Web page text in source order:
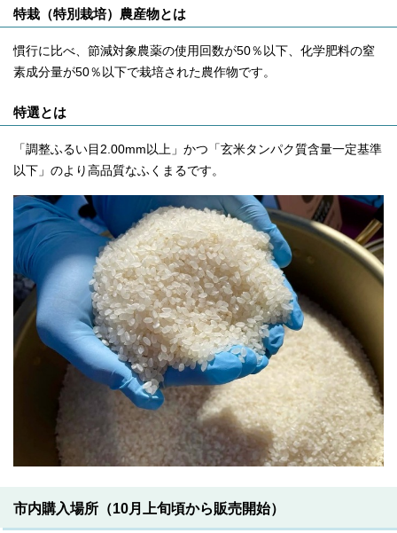
特栽（特別栽培）農産物とは
慣行に比べ、節減対象農薬の使用回数が50％以下、化学肥料の窒
素成分量が50％以下で栽培された農作物です。
特選とは
「調整ふるい目2.00mm以上」かつ「玄米タンパク質含量一定基準
以下」のより高品質なふくまるです。
市内購入場所（10月上旬頃から販売開始）